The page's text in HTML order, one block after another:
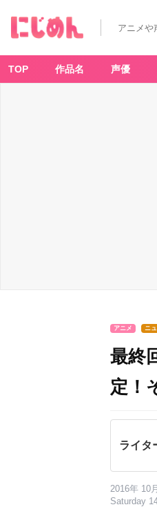
アニメや
TOP 作品名 声優
アニメ ニ
最終
定！
ライタ
2016年 10
Saturday